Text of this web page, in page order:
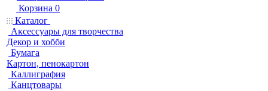
Корзина 0
Каталог
Аксессуары для творчества
Декор и хобби
Бумага
Картон, пенокартон
Каллиграфия
Канцтовары